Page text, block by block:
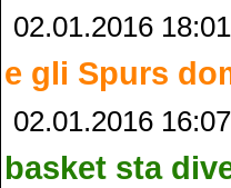
02.01.2016
e gli Spurs
02.01.2016
basket sta